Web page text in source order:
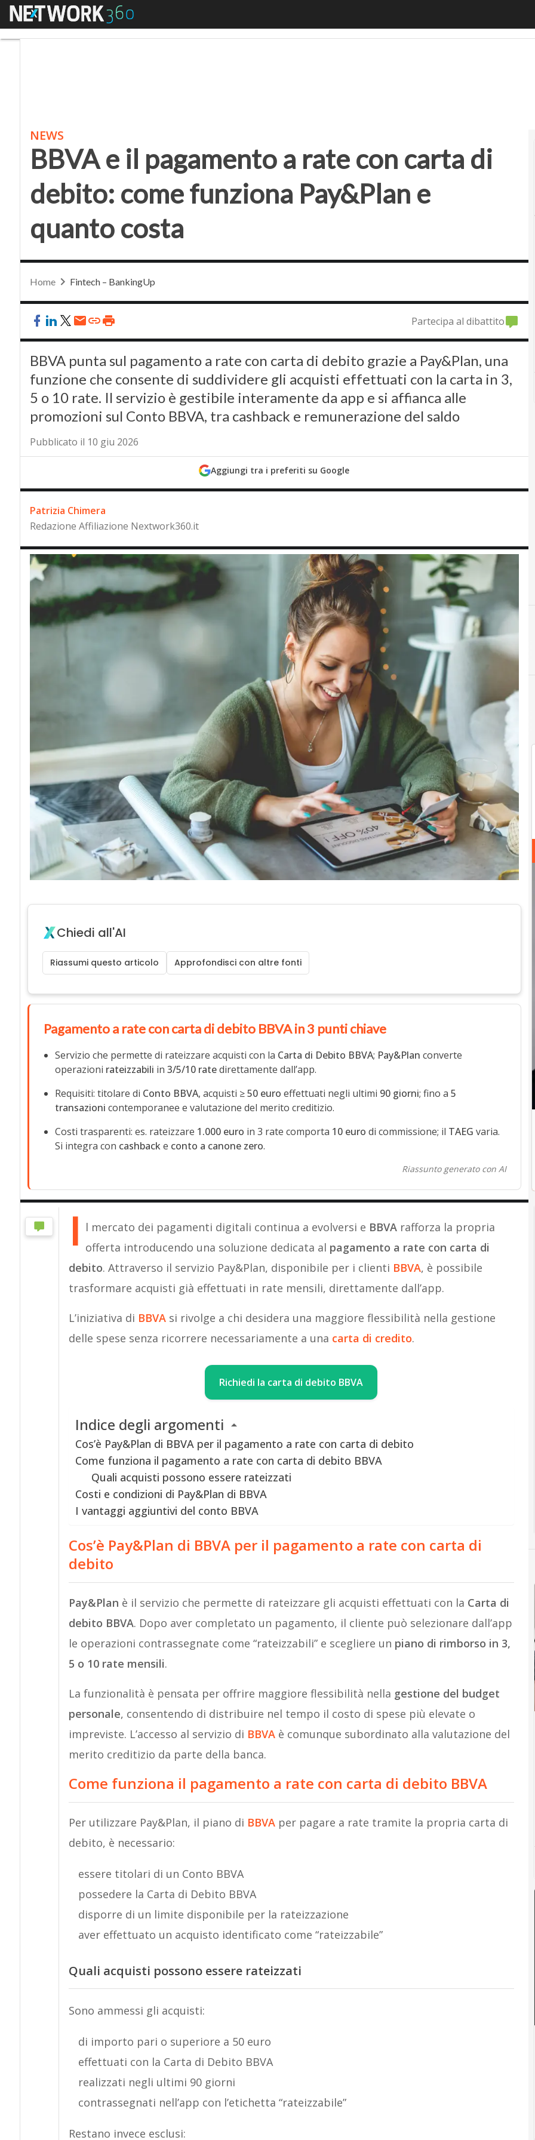
Menu
NEWS
BBVA e il pagamento a rate con carta di
debito: come funziona Pay&Plan e
quanto costa
Home Fintech – BankingUp
Partecipa al dibattito
BBVA punta sul pagamento a rate con carta di debito grazie a Pay&Plan, una
funzione che consente di suddividere gli acquisti effettuati con la carta in 3,
5 o 10 rate. Il servizio è gestibile interamente da app e si affianca alle
promozioni sul Conto BBVA, tra cashback e remunerazione del saldo
Pubblicato il 10 giu 2026
Aggiungi tra i preferiti su Google
Patrizia Chimera
Redazione Affiliazione Nextwork360.it
Chiedi all'AI
Riassumi questo articolo Approfondisci con altre fonti
Pagamento a rate con carta di debito BBVA in 3 punti chiave
Servizio che permette di rateizzare acquisti con la Carta di Debito BBVA; Pay&Plan converte
operazioni rateizzabili in 3/5/10 ratedirettamente dall’app.
Requisiti: titolare di Conto BBVA, acquisti ≥50 euro effettuati negli ultimi 90 giorni; fino a 5
transazioni contemporanee e valutazione del merito creditizio.
Costi trasparenti: es. rateizzare 1.000 euro in 3 rate comporta 10 euro di commissione; il TAEG varia.
Si integra con cashbacke conto a canone zero.
Riassunto generato con AI
I l mercato dei pagamenti digitali continua a evolversi e BBVArafforza la propria
offerta introducendo una soluzione dedicata al pagamento a rate con carta di
debito. Attraverso il servizio Pay&Plan, disponibile per i clienti BBVA, è possibile
trasformare acquisti già effettuati in rate mensili, direttamente dall’app.
L’iniziativa di BBVAsi rivolge a chi desidera una maggiore flessibilità nella gestione
delle spese senza ricorrere necessariamente a una carta di credito.
Richiedi la carta di debito BBVA
Indice degli argomenti
Cos’è Pay&Plan di BBVA per il pagamento a rate con carta di debito
Come funziona il pagamento a rate con carta di debito BBVA
Quali acquisti possono essere rateizzati
Costi e condizioni di Pay&Plan di BBVA
I vantaggi aggiuntivi del conto BBVA
Cos’è Pay&Plan di BBVA per il pagamento a rate con carta di
debito
Pay&Plan è il servizio che permette di rateizzare gli acquisti effettuati con la Carta di
debito BBVA. Dopo aver completato un pagamento, il cliente può selezionare dall’app
le operazioni contrassegnate come “rateizzabili” e scegliere un piano di rimborso in 3,
5 o 10 rate mensili.
La funzionalità è pensata per offrire maggiore flessibilità nella gestione del budget
personale, consentendo di distribuire nel tempo il costo di spese più elevate o
impreviste. L’accesso al servizio di BBVAè comunque subordinato alla valutazione del
merito creditizio da parte della banca.
Come funziona il pagamento a rate con carta di debito BBVA
Per utilizzare Pay&Plan, il piano di BBVAper pagare a rate tramite la propria carta di
debito, è necessario:
essere titolari di un Conto BBVA
possedere la Carta di Debito BBVA
disporre di un limite disponibile per la rateizzazione
aver effettuato un acquisto identificato come “rateizzabile”
Quali acquisti possono essere rateizzati
Sono ammessi gli acquisti:
di importo pari o superiore a 50 euro
effettuati con la Carta di Debito BBVA
realizzati negli ultimi 90 giorni
contrassegnati nell’app con l’etichetta “rateizzabile”
Restano invece esclusi: